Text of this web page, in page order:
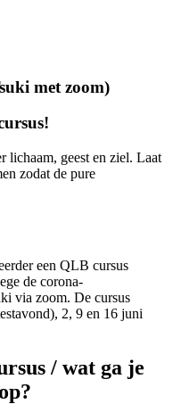
met zoom)
lichaam, geest en ziel. Laat
zodat de pure
een QLB cursus
de corona-
via zoom. De cursus
2, 9 en 16 juni
/ wat ga je